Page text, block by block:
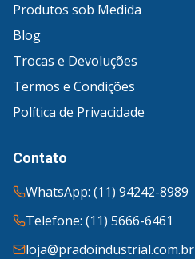
Produtos sob Medida
Blog
Trocas e Devoluções
Termos e Condições
Política de Privacidade
Contato
WhatsApp: (11) 94242-8989
Telefone: (11) 5666-6461
loja@pradoindustrial.com.br